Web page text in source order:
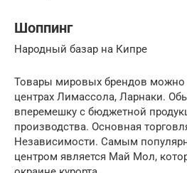
Шоппинг
Народный базар на Кипре
Товары мировых брендов можно
центрах Лимассола, Ларнаки.
вперемешку с бюджетной
производства. Основная
Независимости. Самым
центром является Май Мол,